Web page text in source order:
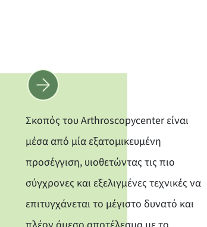
Σκοπός του Arthroscopycenter είναι
μέσα από μία εξατομικευμένη
προσέγγιση, υιοθετώντας τις πιο
σύγχρονες και εξελιγμένες τεχνικές να
επιτυγχάνεται το μέγιστο δυνατό και